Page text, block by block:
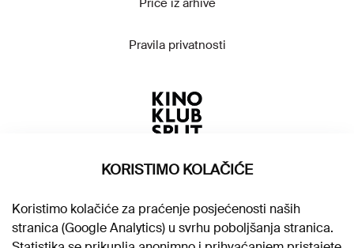
Priče iz arhive
Pravila privatnosti
KORISTIMO KOLAČIĆE
Koristimo kolačiće za praćenje posjećenosti naših
stranica (Google Analytics) u svrhu poboljšanja stranica.